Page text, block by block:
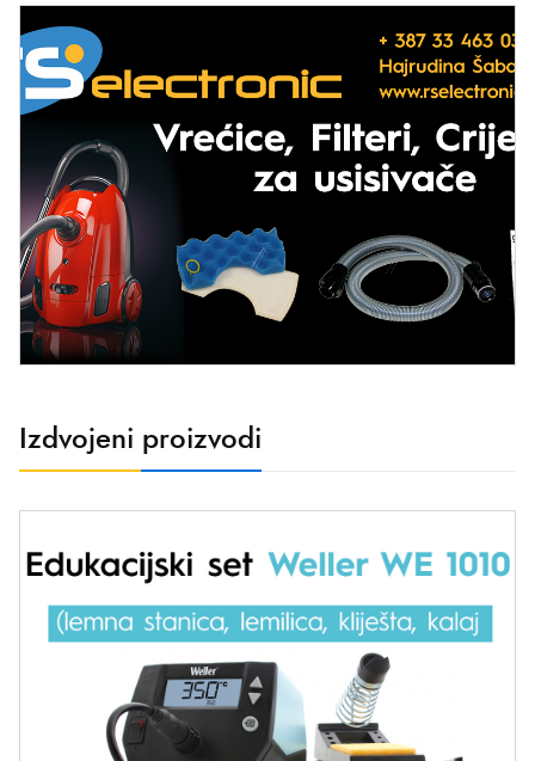
Izdvojeni proizvodi